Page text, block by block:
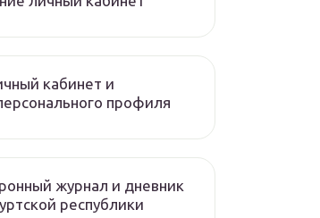
кабинет и
профиля
журнал и дневник
республики